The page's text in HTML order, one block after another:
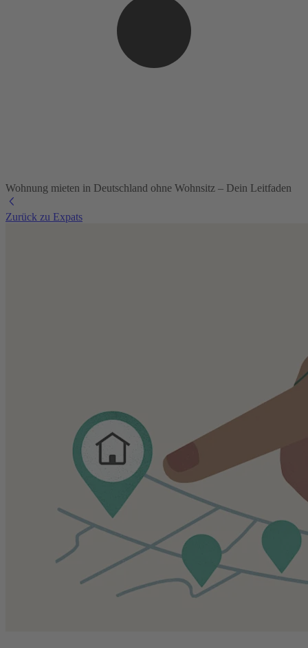
Wohnung mieten in Deutschland ohne Wohnsitz – Dein Leitfaden
Zurück zu Expats